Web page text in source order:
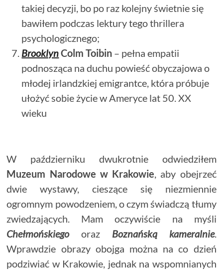
takiej decyzji, bo po raz kolejny świetnie się
bawiłem podczas lektury tego thrillera
psychologicznego;
BrooklynColm Toibin – pełna empatii
podnosząca na duchu powieść obyczajowa o
młodej irlandzkiej emigrantce, która próbuje
ułożyć sobie życie w Ameryce lat 50. XX
wieku
W październiku dwukrotnie odwiedziłem
Muzeum Narodowe w Krakowie, aby obejrzeć
dwie wystawy, cieszące się niezmiennie
ogromnym powodzeniem, o czym świadczą tłumy
zwiedzających. Mam oczywiście na myśli
Chełmońskiegooraz Boznańską kameralnie.
Wprawdzie obrazy obojga można na co dzień
podziwiać w Krakowie, jednak na wspomnianych